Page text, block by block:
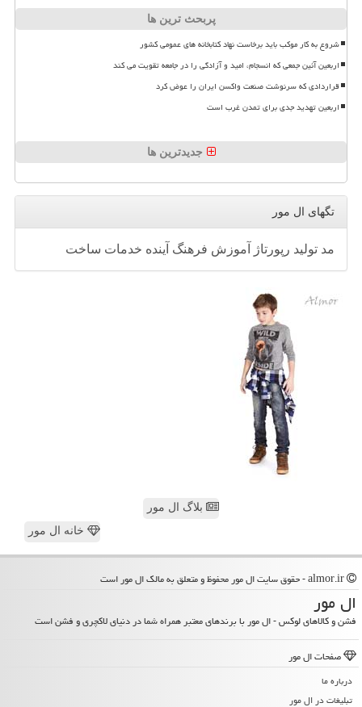
پربحث ترین ها
شروع به کار موکب باید برخاست نهاد کتابخانه های عمومی کشور
اربعین آئین جمعی که انسجام، امید و آزادگی را در جامعه تقویت می کند
قراردادی که سرنوشت صنعت واکسن ایران را عوض کرد
اربعین تهدید جدی برای تمدن غرب است
جدیدترین ها
تگهای ال مور
مد تولید رپورتاژ آموزش فرهنگ آینده خدمات ساخت
بلاگ ال مور
خانه ال مور
ال مور
فشن و کالاهای لوکس - ال مور با برندهای معتبر همراه شما در دنیای لاکچری و فشن است
صفحات ال مور
درباره ما
تبلیغات در ال مور